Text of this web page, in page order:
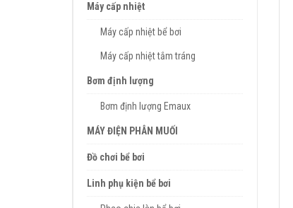
Máy cấp nhiệt
Máy cấp nhiệt bể bơi
Máy cấp nhiệt tắm tráng
Bơm định lượng
Bơm định lượng Emaux
MÁY ĐIỆN PHÂN MUỐI
Đồ chơi bể bơi
Linh phụ kiện bể bơi